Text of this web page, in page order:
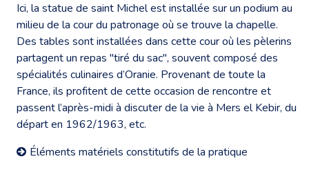
Ici, la statue de saint Michel est installée sur un podium au
milieu de la cour du patronage où se trouve la chapelle.
Des tables sont installées dans cette cour où les pèlerins
partagent un repas "tiré du sac", souvent composé des
spécialités culinaires d’Oranie. Provenant de toute la
France, ils profitent de cette occasion de rencontre et
passent l’après-midi à discuter de la vie à Mers el Kebir, du
départ en 1962/1963, etc.
Éléments matériels constitutifs de la pratique